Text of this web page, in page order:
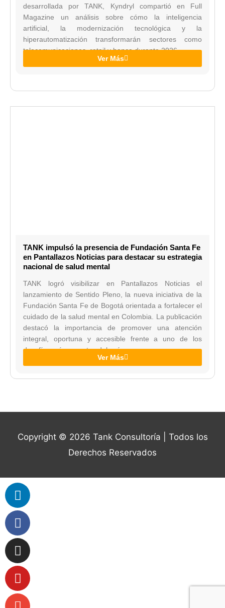
desarrollada por TANK, Kyndryl compartió en Full
Magazine un análisis sobre cómo la inteligencia
artificial, la modernización tecnológica y la
hiperautomatización transformarán sectores como
telecomunicaciones, retail y banca durante 2026.
Ver Más
TANK impulsó la presencia de Fundación Santa Fe
en Pantallazos Noticias para destacar su estrategia
nacional de salud mental
TANK logró visibilizar en Pantallazos Noticias el
lanzamiento de Sentido Pleno, la nueva iniciativa de la
Fundación Santa Fe de Bogotá orientada a fortalecer el
cuidado de la salud mental en Colombia. La publicación
destacó la importancia de promover una atención
integral, oportuna y accesible frente a uno de los
desafíos más urgentes del país.
Ver Más
Copyright © 2026 Tank Consultoría | Todos los
Derechos Reservados
Linkedin
Facebook
Instagram
Youtube
Envelope